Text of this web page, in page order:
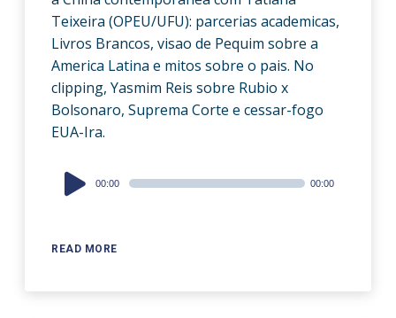
Teixeira (OPEU/UFU): parcerias academicas,
Livros Brancos, visao de Pequim sobre a
America Latina e mitos sobre o pais. No
clipping, Yasmim Reis sobre Rubio x
Bolsonaro, Suprema Corte e cessar-fogo
EUA-Ira.
READ MORE
Audio
Player
00:00 00:00